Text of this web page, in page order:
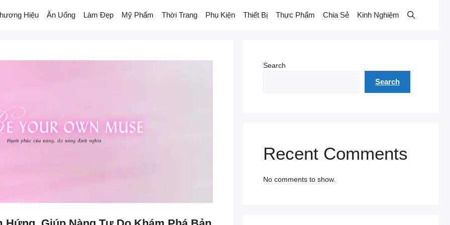
Hiệu Ăn Uống Làm Đẹp Mỹ Phẩm Thời Trang Phụ Kiện Thiết Bị Thực Phẩm Chia Sẻ Kinh Nghiệm
Search
Search
Recent Comments
No comments to show.